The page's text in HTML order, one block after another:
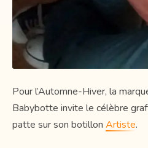
Pour l’Automne-Hiver, la
Babybotte invite le célèbre
patte sur son botillon Artiste.